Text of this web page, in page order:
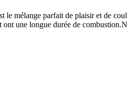
le mélange parfait de plaisir et de
ont une longue durée de